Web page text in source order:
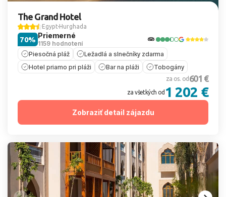
The Grand Hotel
Egypt Hurghada
Priemerné
1159 hodnotení
70%
Piesočná pláž
Ležadlá a slnečníky zdarma
Hotel priamo pri pláži
Bar na pláži Tobogány
za os. od 601 €
za všetkých od 1 202 €
Zobraziť detail zájazdu